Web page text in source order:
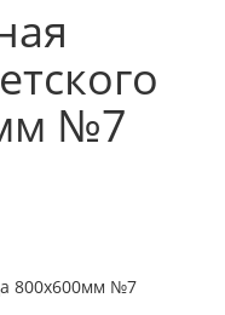
№7
800х600мм №7